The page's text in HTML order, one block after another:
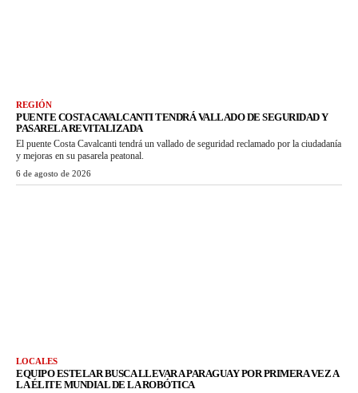
REGIÓN
PUENTE COSTA CAVALCANTI TENDRÁ VALLADO DE SEGURIDAD Y
PASARELA REVITALIZADA
El puente Costa Cavalcanti tendrá un vallado de seguridad reclamado por la ciudadanía
y mejoras en su pasarela peatonal.
6 de agosto de 2026
LOCALES
EQUIPO ESTELAR BUSCA LLEVAR A PARAGUAY POR PRIMERA VEZ A
LA ÉLITE MUNDIAL DE LA ROBÓTICA